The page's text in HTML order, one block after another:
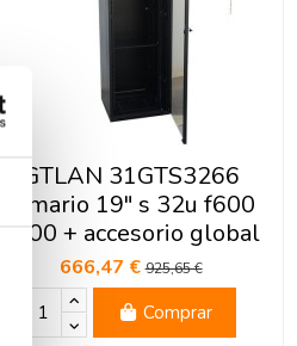
GTLAN 31GTS3266
armario 19" s 32u f600
a600 + accesorio global
666,47 €925,65 €
Comprar